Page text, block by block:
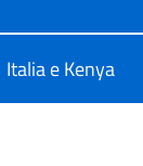
Italia e Kenya